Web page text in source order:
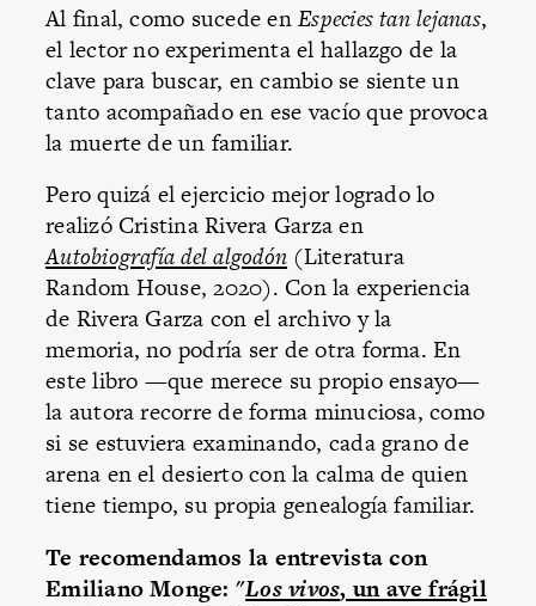
Al final, como sucede enEspecies tan lejanas,
el lector no experimenta el hallazgo de la
clave para buscar, en cambio se siente un
tanto acompañado en ese vacío que provoca
la muerte de un familiar.
Pero quizá el ejercicio mejor logrado lo
realizó Cristina Rivera Garza en
Autobiografía del algodón (Literatura
Random House, 2020). Con la experiencia
de Rivera Garza con el archivo y la
memoria, no podría ser de otra forma. En
este libro —que merece su propio ensayo—
la autora recorre de forma minuciosa, como
si se estuviera examinando, cada grano de
arena en el desierto con la calma de quien
tiene tiempo, su propia genealogía familiar.
Te recomendamos la entrevista con
Emiliano Monge: "Los vivos, un ave frágil